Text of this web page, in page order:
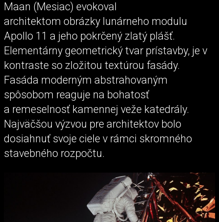
Maan (Mesiac) evokoval
architektom obrázky lunárneho modulu
Apollo 11 a jeho pokrčený zlatý plášť.
Elementárny geometrický tvar prístavby, je v
kontraste so zložitou textúrou fasády.
Fasáda moderným abstrahovaným
spôsobom reaguje na bohatosť
a remeselnosť kamennej veže katedrály.
Najväčšou výzvou pre architektov bolo
dosiahnuť svoje ciele v rámci skromného
stavebného rozpočtu.